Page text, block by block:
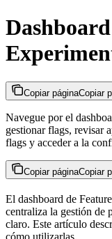
Copiar páginaCopiar
Navegue por el
gestionar flags, revisar
flags y acceder a la
Copiar páginaCopiar
El dashboard de
centraliza la gestión de
claro. Este artículo
cómo utilizarlas.